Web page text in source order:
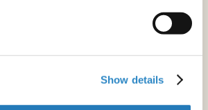
Show details
請